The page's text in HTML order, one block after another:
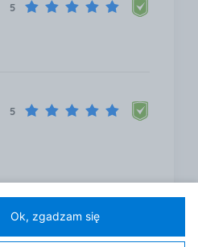
5
5
Ok, zgadzam się